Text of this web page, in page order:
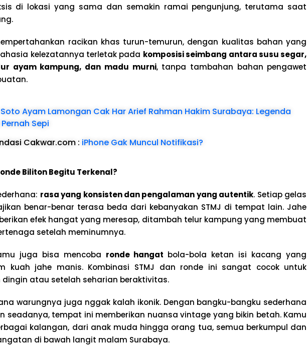
di lokasi yang sama dan semakin ramai pengunjung, terutama saat
racikan khas turun-temurun, dengan kualitas bahan yang
kelezatannya terletak pada komposisi seimbang antara susu segar,
ayam kampung, dan madu murni, tanpa tambahan bahan pengawet
Soto Ayam Lamongan Cak Har Arief Rahman Hakim Surabaya: Legenda
Sepi
Cakwar.com : iPhone Gak Muncul Notifikasi?
Biliton Begitu Terkenal?
rasa yang konsisten dan pengalaman yang autentik. Setiap gelas
benar-benar terasa beda dari kebanyakan STMJ di tempat lain. Jahe
efek hangat yang meresap, ditambah telur kampung yang membuat
setelah meminumnya.
juga bisa mencoba ronde hangat bola-bola ketan isi kacang yang
kuah jahe manis. Kombinasi STMJ dan ronde ini sangat cocok untuk
atau setelah seharian beraktivitas.
warungnya juga nggak kalah ikonik. Dengan bangku-bangku sederhana
seadanya, tempat ini memberikan nuansa vintage yang bikin betah. Kamu
kalangan, dari anak muda hingga orang tua, semua berkumpul dan
di bawah langit malam Surabaya.